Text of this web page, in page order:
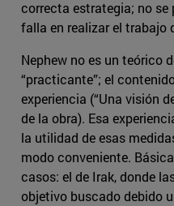
correcta estrategia; no se
falla en realizar el trabajo
Nephew no es un teórico
“practicante”; el
experiencia (“Una visión
de la obra). Esa
la utilidad de esas
modo conveniente.
casos: el de Irak, donde
objetivo buscado debido